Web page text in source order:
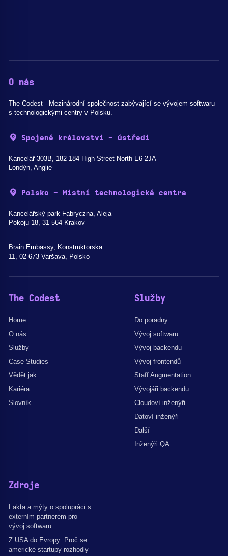
O nás
The Codest - Mezinárodní společnost zabývající se vývojem softwaru
s technologickými centry v Polsku.
Spojené království - ústředí
Kancelář 303B, 182-184 High Street North E6 2JA
Londýn, Anglie
Polsko - Místní technologická centra
Kancelářský park Fabryczna, Aleja
Pokoju 18, 31-564 Krakov
Brain Embassy, Konstruktorska
11, 02-673 Varšava, Polsko
The Codest
Home
O nás
Služby
Case Studies
Vědět jak
Kariéra
Slovník
Služby
Do poradny
Vývoj softwaru
Vývoj backendu
Vývoj frontendů
Staff Augmentation
Vývojáři backendu
Cloudoví inženýři
Datoví inženýři
Další
Inženýři QA
Zdroje
Fakta a mýty o spolupráci s
externím partnerem pro
vývoj softwaru
Z USA do Evropy: Proč se
americké startupy rozhodly